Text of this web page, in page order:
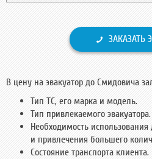
ЗАКАЗАТЬ
В цену на эвакуатор до Смидовича
Тип ТС, его марка и модель.
Тип привлекаемого эвакуатора.
Необходимость
и привлечения большего
Состояние транспорта клиента.